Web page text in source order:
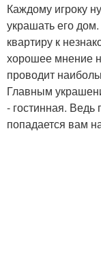
Каждому игроку
украшать его
квартиру к
хорошее мнение
проводит
Главным
- гостинная. Ведь
попадается вам